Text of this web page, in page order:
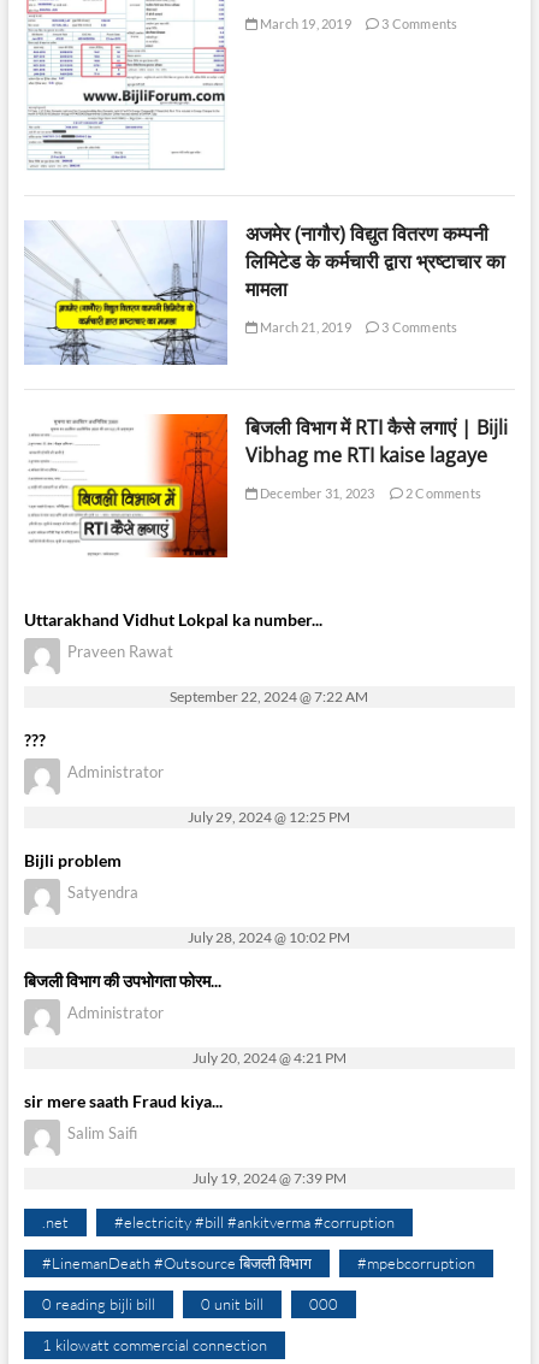
March 19, 2019 3 Comments
अजमेर (नागौर) विद्युत वितरण कम्पनी
लिमिटेड के कर्मचारी द्वारा भ्रष्टाचार का
मामला
March 21, 2019 3 Comments
बिजली विभाग में RTI कैसे लगाएं | Bijli
Vibhag me RTI kaise lagaye
December 31, 2023 2 Comments
Uttarakhand Vidhut Lokpal ka number...
Praveen Rawat
September 22, 2024 @ 7:22 AM
???
Administrator
July 29, 2024 @ 12:25 PM
Bijli problem
Satyendra
July 28, 2024 @ 10:02 PM
बिजली विभाग की उपभोगता फोरम...
Administrator
July 20, 2024 @ 4:21 PM
sir mere saath Fraud kiya...
Salim Saifi
July 19, 2024 @ 7:39 PM
.net #electricity #bill #ankitverma #corruption
#LinemanDeath #Outsource बिजली विभाग #mpebcorruption
0 reading bijli bill 0 unit bill 000
1 kilowatt commercial connection